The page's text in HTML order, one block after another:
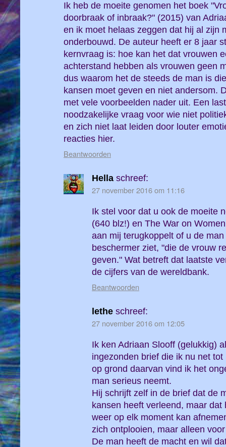
Ik heb de moeite genomen het boek
doorbraak of inbraak?" (2015) van
en ik moet helaas zeggen dat hij al zijn
onderbouwd. De auteur heeft er 8 jaar
kernvraag is: hoe kan het dat vrouwen
achterstand hebben als vrouwen geen
dus waarom het de steeds de man is
kansen moet geven en niet andersom.
met vele voorbeelden nader uit. Een
noodzakelijke vraag voor wie niet
en zich niet laat leiden door louter
reacties hier.
Beantwoorden
Hella schreef:
27 november 2016 om 11:16
Ik stel voor dat u ook de moeite
(640 blz!) en The War on
aan mij terugkoppelt of u de
beschermer ziet, "die de vrouw
geven." Wat betreft dat laatste
de cijfers van de wereldbank.
Beantwoorden
lethe schreef:
27 november 2016 om 12:05
Ik ken Adriaan Slooff (gelukkig)
ingezonden brief die ik nu net
op grond daarvan vind ik het
man serieus neemt.
Hij schrijft zelf in de brief dat de
kansen heeft verleend, maar
weer op elk moment kan
zich ontplooien, maar alleen
De man heeft de macht en wil